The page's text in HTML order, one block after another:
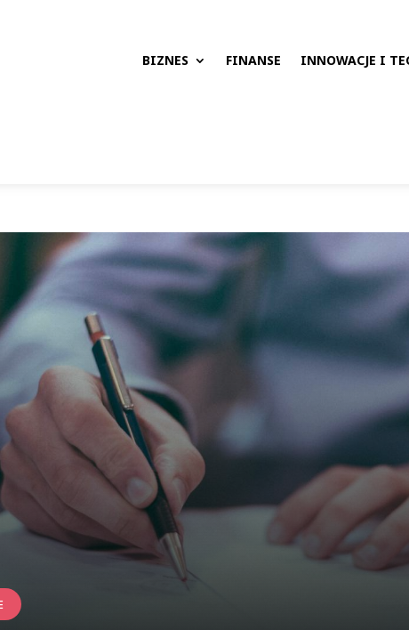
BIZNES FINANSE INNOWACJE I